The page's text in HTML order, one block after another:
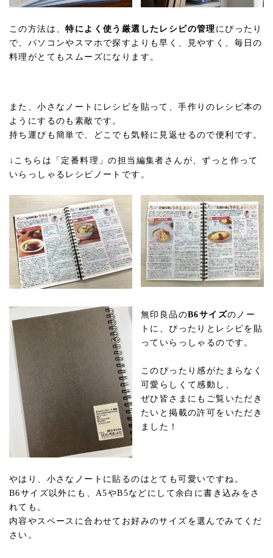
この方法は、特によく使う厳選したレシピの管理 にぴったり
で、パソコンやスマホで探すよりも早く、見やすく、毎日の
料理がとてもスムーズになります。
また、小さなノートにレシピを貼って、手作りのレシピ本の
ようにするのも素敵です。
持ち運びも簡単で、どこでも気軽に見返せるので便利です。
↓こちらは「定番料理」の担当編集者さんが、ずっと作って
いらっしゃるレシピノートです。
無印良品のB6サイズのノー
トに、ぴったりとレシピを貼
っていらっしゃるのです。
このぴったり感がたまらなく
可愛らしくて感動し、
ぜひ皆さまにもご覧いただき
たいと掲載の許可をいただき
ました！
やはり、小さなノートに貼るのはとても可愛いですね。
B6サイズ以外にも、A5やB5などにして余白に書き込みをさ
れても。
内容やスペースに合わせてお好みのサイズを選んでみてくだ
さい。